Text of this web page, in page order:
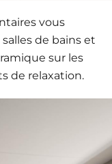
vous
de bains et
sur les
de relaxation.